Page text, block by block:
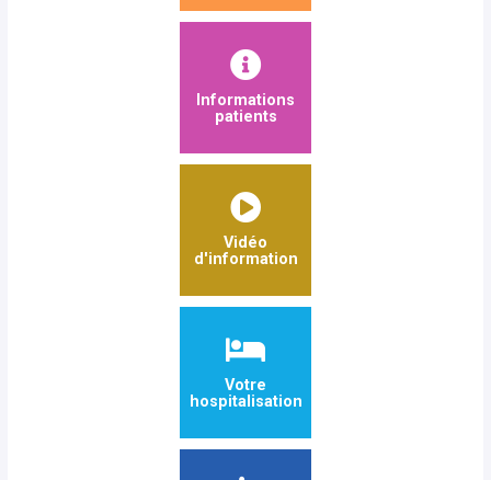
Informations
patients
Vidéo
d'information
Votre
hospitalisation